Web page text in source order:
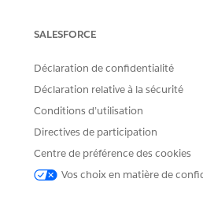
nous pouvons améliorer !
SALESFORCE
Déclaration de confidentialité
Déclaration relative à la sécurité
Conditions d’utilisation
Directives de participation
Centre de préférence des cookies
Vos choix en matière de